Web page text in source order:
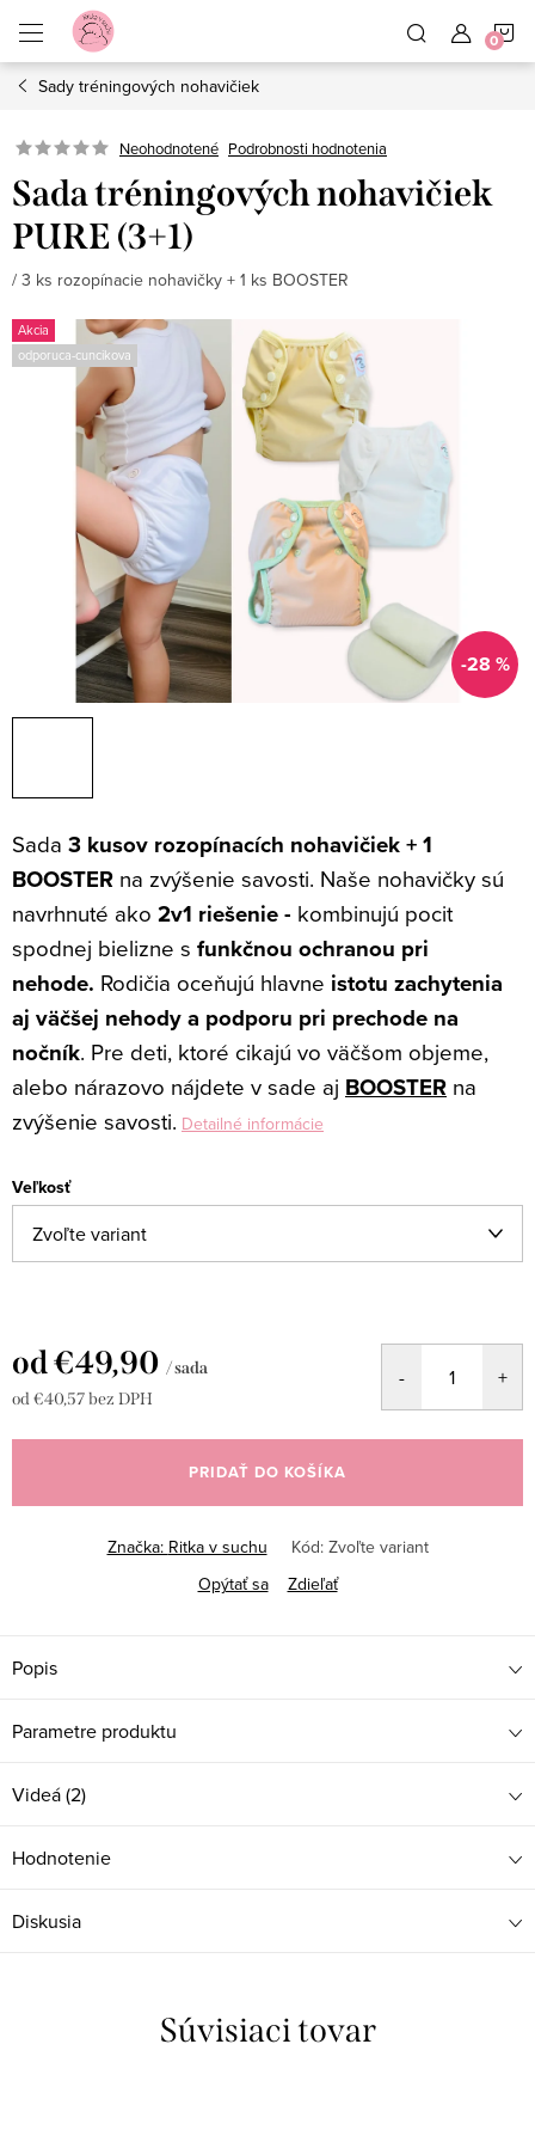
obsah
Sady tréningových nohavičiek
Neohodnotené Podrobnosti hodnotenia
Sada tréningových nohavičiek
PURE (3+1)
/ 3 ks rozopínacie nohavičky + 1 ks BOOSTER
Akcia
odporuca-cuncikova
-28 %
Sada 3 kusov rozopínacích nohavičiek + 1
BOOSTER na zvýšenie savosti. Naše nohavičky sú
navrhnuté ako 2v1 riešenie - kombinujú pocit
spodnej bielizne s funkčnou ochranou pri
nehode. Rodičia oceňujú hlavne istotu zachytenia
aj väčšej nehody a podporu pri prechode na
nočník. Pre deti, ktoré cikajú vo väčšom objeme,
alebo nárazovo nájdete v sade aj BOOSTER na
zvýšenie savosti. Detailné informácie
Veľkosť
od€49,90 / sada
od€40,57bez DPH
cena:
PRIDAŤ DO KOŠÍKA
Značka: Ritka v suchu Kód: Zvoľte variant
Opýtať sa
Zdieľať
Popis
Parametre produktu
Videá (2)
Hodnotenie
Diskusia
Súvisiaci tovar